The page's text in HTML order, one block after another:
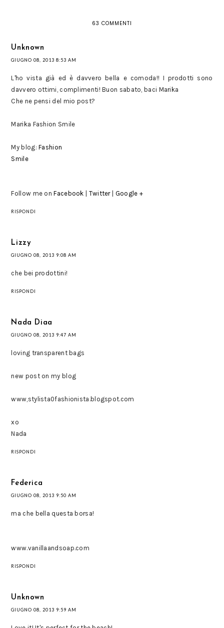
63 COMMENTI
Unknown
GIUGNO 08, 2013 8:53 AM
L'ho vista già ed è davvero bella e comoda!! I prodotti sono
davvero ottimi, complimenti! Buon sabato, baci Marika
Che ne pensi del mio post?
Marika Fashion Smile
My blog:Fashion
Smile
Follow me onFacebook Twitter| Google +
RISPONDI
Lizzy
GIUGNO 08, 2013 9:08 AM
che bei prodottini!
RISPONDI
Nada Diaa
GIUGNO 08, 2013 9:47 AM
loving transparent bags
new post on my blog
www,stylista0fashionista.blogspot.com
xo
Nada
RISPONDI
Federica
GIUGNO 08, 2013 9:50 AM
ma che bella questa borsa!
www.vanillaandsoap.com
RISPONDI
Unknown
GIUGNO 08, 2013 9:59 AM